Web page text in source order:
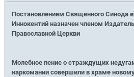
Постановлением Священного Синода
Иннокентий назначен членом
Православной Церкви
Молебное пение о страждущих
наркомании совершили в храме